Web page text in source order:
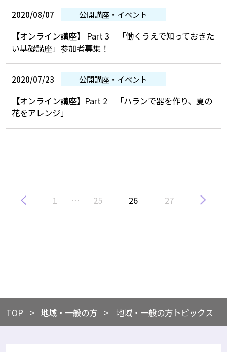
2020/08/07 公開講座・イベント
【オンライン講座】 Part 3 「働くうえで知っておきた
い基礎講座」参加者募集！
2020/07/23 公開講座・イベント
【オンライン講座】Part 2 「ハランで器を作り、夏の
花をアレンジ」
1 … 25 26 27
TOP ​地域・一般の方 地域・一般の方トピックス